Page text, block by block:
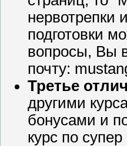
нервотрепки
подготовки
вопросы, Вы
почту:
Третье
другими
бонусами и
курс по